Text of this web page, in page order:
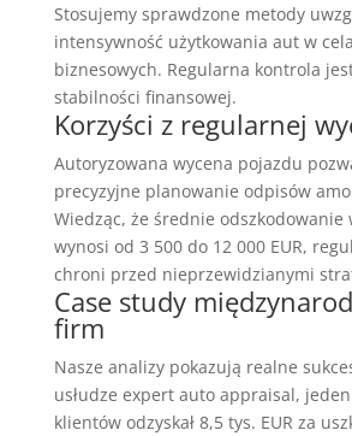
Stosujemy sprawdzone metody
intensywność użytkowania aut w
biznesowych. Regularna kontrola
stabilności finansowej.
Korzyści z regularnej
Autoryzowana wycena pojazdu
precyzyjne planowanie odpisów
Wiedząc, że średnie odszkodowanie
wynosi od 3 500 do 12 000 EUR,
chroni przed nieprzewidzianymi
Case study
firm
Nasze analizy pokazują realne
usłudze expert auto appraisal,
klientów odzyskał 8,5 tys. EUR za